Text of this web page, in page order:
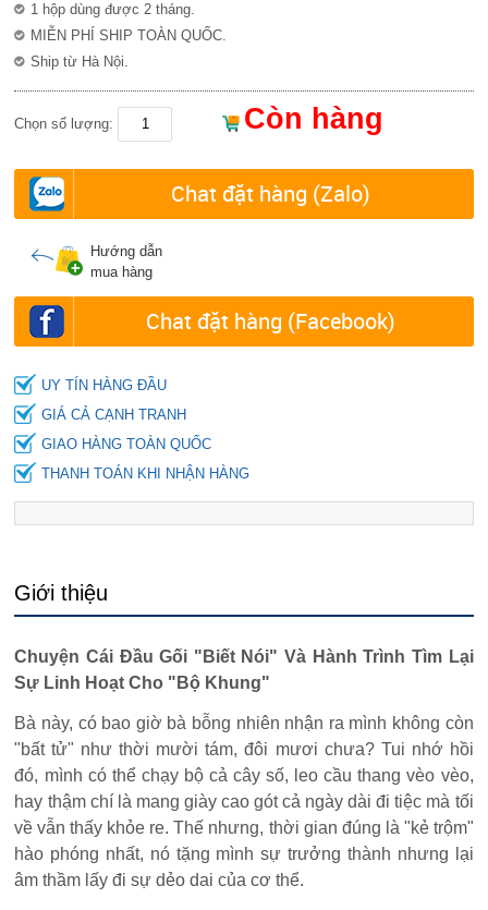
1 hộp dùng được 2 tháng.
MIỄN PHÍ SHIP TOÀN QUỐC.
Ship từ Hà Nội.
Chọn số lượng: Còn hàng
Chat đặt hàng (Zalo)
Hướng dẫn
mua hàng
Chat đặt hàng (Facebook)
UY TÍN HÀNG ĐẦU
GIÁ CẢ CẠNH TRANH
GIAO HÀNG TOÀN QUỐC
THANH TOÁN KHI NHẬN HÀNG
Giới thiệu
Chuyện Cái Đầu Gối "Biết Nói" Và Hành Trình Tìm Lại
Sự Linh Hoạt Cho "Bộ Khung"
Bà này, có bao giờ bà bỗng nhiên nhận ra mình không còn
"bất tử" như thời mười tám, đôi mươi chưa? Tui nhớ hồi
đó, mình có thể chạy bộ cả cây số, leo cầu thang vèo vèo,
hay thậm chí là mang giày cao gót cả ngày dài đi tiệc mà tối
về vẫn thấy khỏe re. Thế nhưng, thời gian đúng là "kẻ trộm"
hào phóng nhất, nó tặng mình sự trưởng thành nhưng lại
âm thầm lấy đi sự dẻo dai của cơ thể.